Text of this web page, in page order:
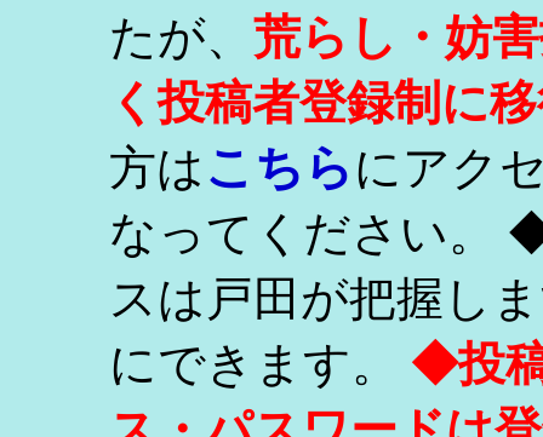
たが、 荒らし・妨
く投稿者登録制に
方はこちらにアク
なってください。
スは戸田が把握し
にできます。 ◆投